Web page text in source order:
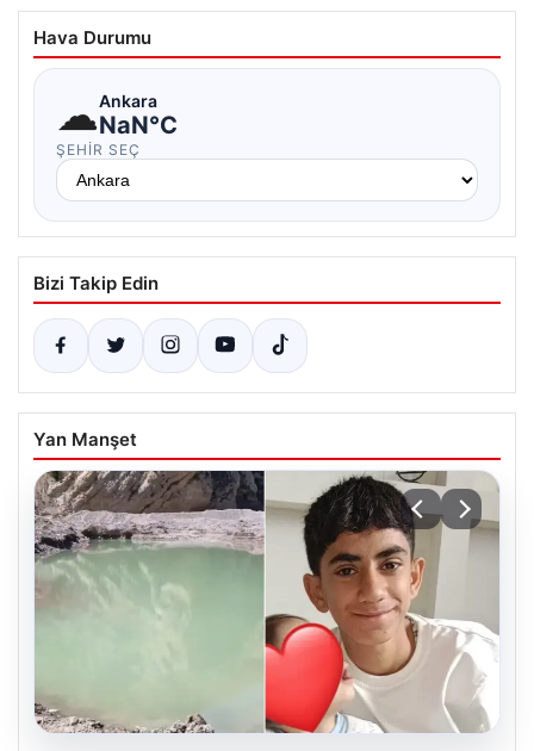
Hava Durumu
☁Ankara
NaN°C
ŞEHIR SEÇ
Bizi Takip Edin
Yan Manşet